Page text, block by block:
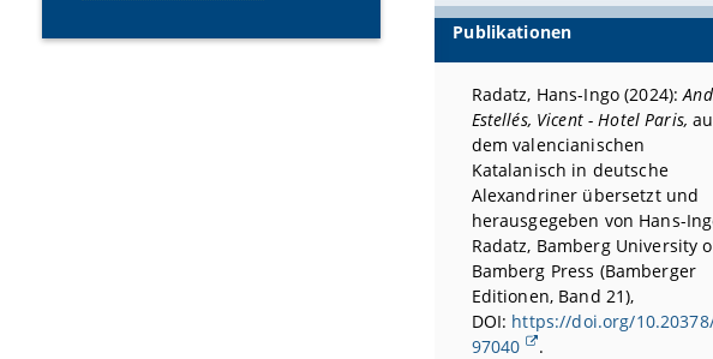
Publikationen
Radatz, Hans-Ingo (2024):
Estellés, Vicent - Hotel Paris,
dem valencianischen
Katalanisch in deutsche
Alexandriner übersetzt und
herausgegeben von Hans-
Radatz, Bamberg University
Bamberg Press (Bamberger
Editionen, Band 21),
DOI: https://doi.org/
97040
.